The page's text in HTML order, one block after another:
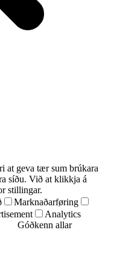
at geva tær sum brúkara
síðu. Við at klikkja á
stillingar.
Marknaðarføring
Analytics
Góðkenn allar